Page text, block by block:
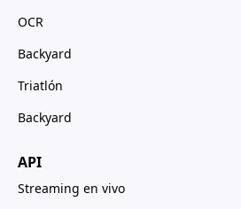
OCR
Backyard
Triatlón
Backyard
API
Streaming en vivo